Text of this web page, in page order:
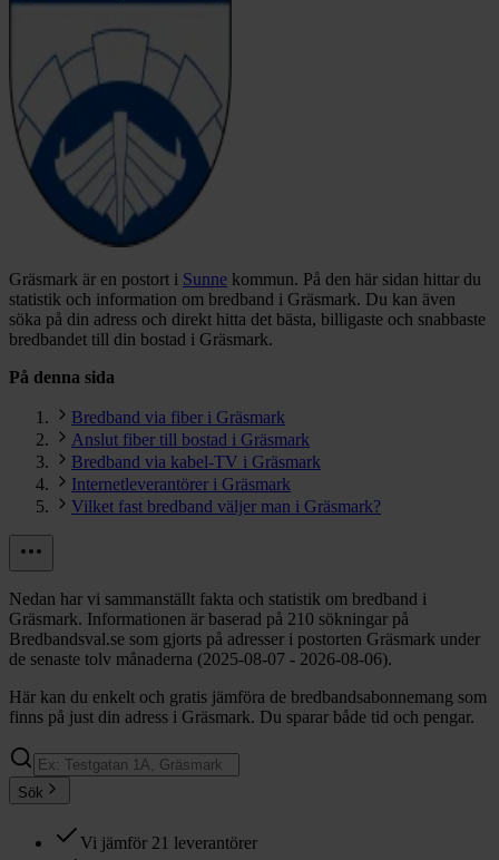
Gräsmark är en postort i Sunne kommun. På den här sidan hittar du
statistik och information om bredband i Gräsmark. Du kan även
söka på din adress och direkt hitta det bästa, billigaste och snabbaste
bredbandet till din bostad i Gräsmark.
På denna sida
Bredband via fiber i Gräsmark
Anslut fiber till bostad i Gräsmark
Bredband via kabel-TV i Gräsmark
Internetleverantörer i Gräsmark
Vilket fast bredband väljer man i Gräsmark?
Nedan har vi sammanställt fakta och statistik om bredband i
Gräsmark. Informationen är baserad på 210 sökningar på
Bredbandsval.se som gjorts på adresser i postorten Gräsmark under
de senaste tolv månaderna (2025-08-07 - 2026-08-06).
Här kan du enkelt och gratis jämföra de bredbandsabonnemang som
finns på just din adress i Gräsmark. Du sparar både tid och pengar.
Sök
Vi jämför 21 leverantörer